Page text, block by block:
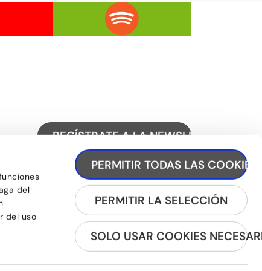
del
del uso
PERMITIR TODAS LAS COOKIES
PERMITIR LA SELECCIÓN
SOLO USAR COOKIES
REGÍSTRATE A LA NEWSLETTER